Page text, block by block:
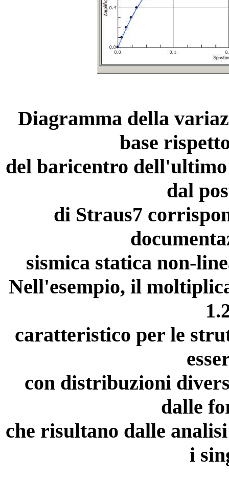
Diagramma della
base
del baricentro
dal
di Straus7
sismica statica non-
Nell'esempio, il
caratteristico per le
con distribuzioni
dalle
che risultano dalle
i